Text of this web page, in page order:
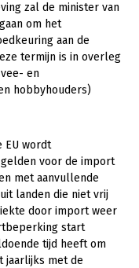
zal de minister van
om het
aan de
termijn is in overleg
en
hobbyhouders)
EU wordt
voor de import
met aanvullende
landen die niet vrij
door import weer
start
tijd heeft om
jaarlijks met de